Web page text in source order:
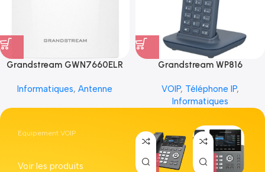
Grandstream GWN7660ELR
Informatiques, Antenne
Grandstream WP816
VOIP, Téléphone IP,
Informatiques
Equipement VOIP
Voir les produits